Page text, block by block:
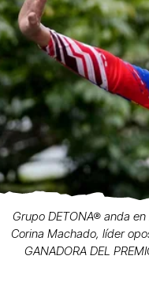
Grupo DETONA® anda
Corina Machado, líder
GANADORA DEL